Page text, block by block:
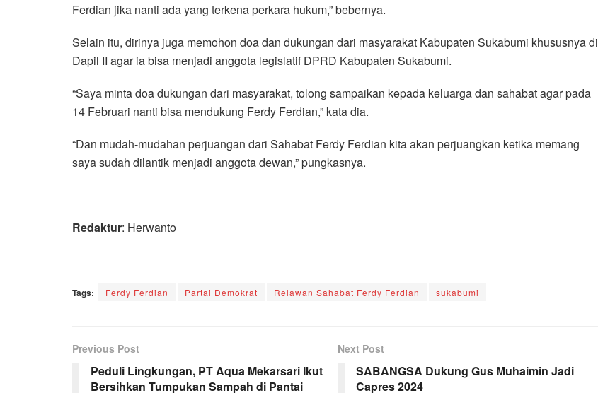
Ferdian jika nanti ada yang terkena perkara hukum,” bebernya.
Selain itu, dirinya juga memohon doa dan dukungan dari masyarakat Kabupaten Sukabumi khususnya di
Dapil II agar ia bisa menjadi anggota legislatif DPRD Kabupaten Sukabumi.
“Saya minta doa dukungan dari masyarakat, tolong sampaikan kepada keluarga dan sahabat agar pada
14 Februari nanti bisa mendukung Ferdy Ferdian,” kata dia.
“Dan mudah-mudahan perjuangan dari Sahabat Ferdy Ferdian kita akan perjuangkan ketika memang
saya sudah dilantik menjadi anggota dewan,” pungkasnya.
Redaktur: Herwanto
Tags: Ferdy Ferdian Partai Demokrat Relawan Sahabat Ferdy Ferdian sukabumi
Previous Post
Peduli Lingkungan, PT Aqua Mekarsari Ikut
Bersihkan Tumpukan Sampah di Pantai
Next Post
SABANGSA Dukung Gus Muhaimin Jadi
Capres 2024